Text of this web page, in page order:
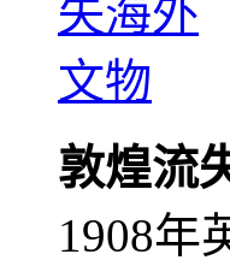
敦煌流
1908年